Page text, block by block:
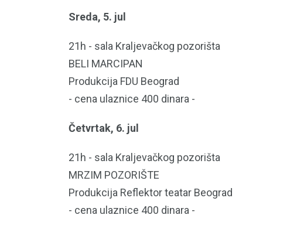
Sreda, 5. jul
21h - sala Kraljevačkog pozorišta
BELI MARCIPAN
Produkcija FDU Beograd
- cena ulaznice 400 dinara -
Četvrtak, 6. jul
21h - sala Kraljevačkog pozorišta
MRZIM POZORIŠTE
Produkcija Reflektor teatar Beograd
- cena ulaznice 400 dinara -